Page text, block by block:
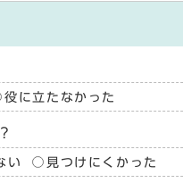
役に立たなかった
い 見つけにくかった